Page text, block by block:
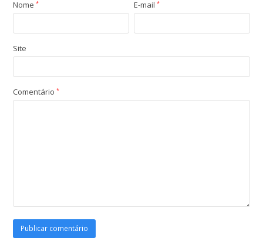
Nome* E-mail*
Site
Comentário*